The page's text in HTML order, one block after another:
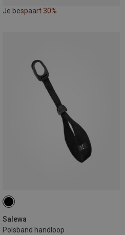
Je bespaart 30%
Salewa
Polsband handloop